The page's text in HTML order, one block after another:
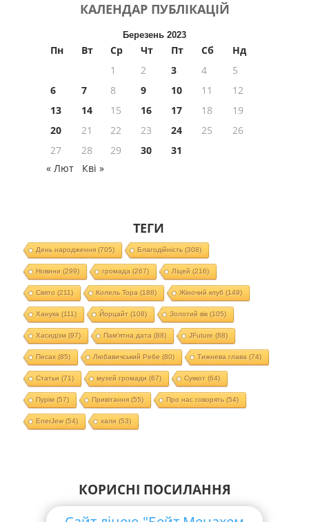
КАЛЕНДАР ПУБЛІКАЦІЙ
Березень 2023
Пн Вт Ср Чт Пт Сб
Нд
1
2 3 4
5
6
7 8 9 10 11
12
13
14 15 16 17 18
19
20
21 22 23 24 25
26
27
28 29 30
31
« Лют
Кві »
ТЕГИ
День народження(705) Благодійність(308)
Новини (299) громада (267) Ліцей (216)
Свято (211) Колель Тора (188) Жіночий клуб (149)
Ханука (111) Йорцайт (108) Золотий вік(105)
Хасидізм (97) Пам'ятна дата (88) JFuture (88)
Песах(85) Любавичський Ребе (80) Тижнева глава (74)
Статьи (71) музей громади (67) Суккот (64)
Пурім (57) Привітання(55) Про нас говорять(54)
EnerJew(54) хали (53)
КОРИСНІ ПОСИЛАННЯ